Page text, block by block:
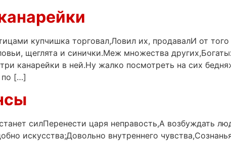
купчишка торговал,Ловил их, продавалИ от
щеглята и синички.Меж множества
канарейки в ней.Ну жалко посмотреть на сих
по […]
силПеренести царя неправость,А возбуждать
искусства;Довольно внутреннего